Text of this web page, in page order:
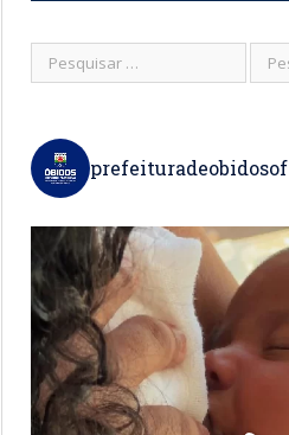
prefeituradeobidosof